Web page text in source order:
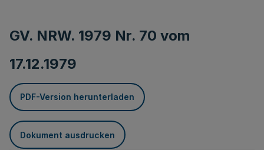
GV. NRW. 1979 Nr. 70 vom
17.12.1979
PDF-Version herunterladen
Dokument ausdrucken